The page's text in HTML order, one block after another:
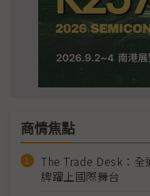
商情焦點
The Trade Desk：全
牌躍上國際舞台